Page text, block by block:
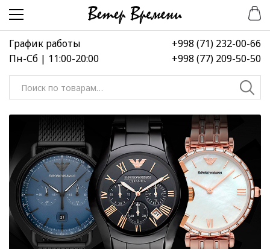
Перейти
навигации
Перейти
содержимому
График работы
Пн-Сб | 11:00-20:00
+998 (71) 232-00-66
+998 (77) 209-50-50
Искать: